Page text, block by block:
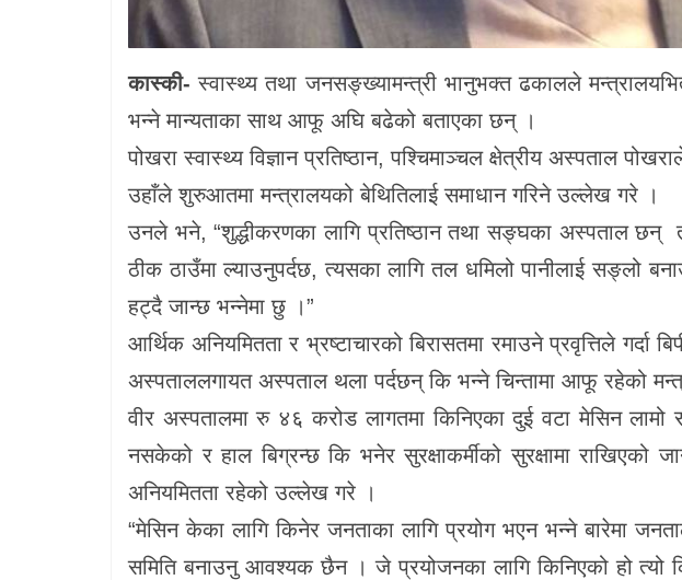
कास्की- स्वास्थ्य तथा जनसङ्ख्यामन्त्री भानुभक्त ढकालले
भन्ने मान्यताका साथ आफू अघि बढेको बताएका छन् ।
पोखरा स्वास्थ्य विज्ञान प्रतिष्ठान, पश्चिमाञ्चल क्षेत्रीय अस्पताल
उहाँले शुरुआतमा मन्त्रालयको बेथितिलाई समाधान गरिने उल्लेख गरे ।
उनले भने, “शुद्धीकरणका लागि प्रतिष्ठान तथा सङ्घका अस्पताल छन्
ठीक ठाउँमा ल्याउनुपर्दछ, त्यसका लागि तल धमिलो पानीलाई सङ्लो
हट्दै जान्छ भन्नेमा छु ।”
आर्थिक अनियमितता र भ्रष्टाचारको बिरासतमा रमाउने प्रवृत्तिले गर्दा
अस्पताललगायत अस्पताल थला पर्दछन् कि भन्ने चिन्तामा आफू रहेको
वीर अस्पतालमा रु ४६ करोड लागतमा किनिएका दुई वटा मेसिन
नसकेको र हाल बिग्रन्छ कि भनेर सुरक्षाकर्मीको सुरक्षामा राखिएको
अनियमितता रहेको उल्लेख गरे ।
“मेसिन केका लागि किनेर जनताका लागि प्रयोग भएन भन्ने बारेमा
समिति बनाउनु आवश्यक छैन । जे प्रयोजनका लागि किनिएको हो त्यो